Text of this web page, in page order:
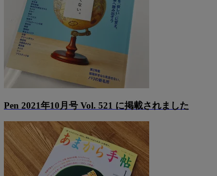
Pen 2021年10月号 Vol. 521 に掲載されました